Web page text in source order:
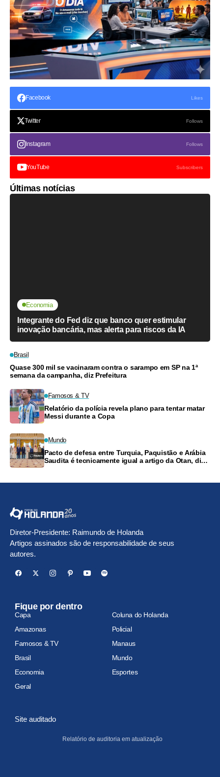
Facebook Likes
Twitter Follows
Instagram Follows
YouTube Subscribers
Últimas notícias
Economia
Integrante do Fed diz que banco quer estimular
inovação bancária, mas alerta para riscos da IA
Brasil
Quase 300 mil se vacinaram contra o sarampo em SP na 1ª
semana da campanha, diz Prefeitura
Famosos & TV
Relatório da polícia revela plano para tentar matar
Messi durante a Copa
Mundo
Pacto de defesa entre Turquia, Paquistão e Arábia
Saudita é tecnicamente igual a artigo da Otan, diz
Diretor-Presidente: Raimundo de Holanda
Artigos assinados são de responsabilidade de seus
autores.
Fique por dentro
Capa
Coluna do Holanda
Amazonas
Policial
Famosos & TV
Manaus
Brasil
Mundo
Economia
Esportes
Geral
Site auditado
Relatório de auditoria em atualização